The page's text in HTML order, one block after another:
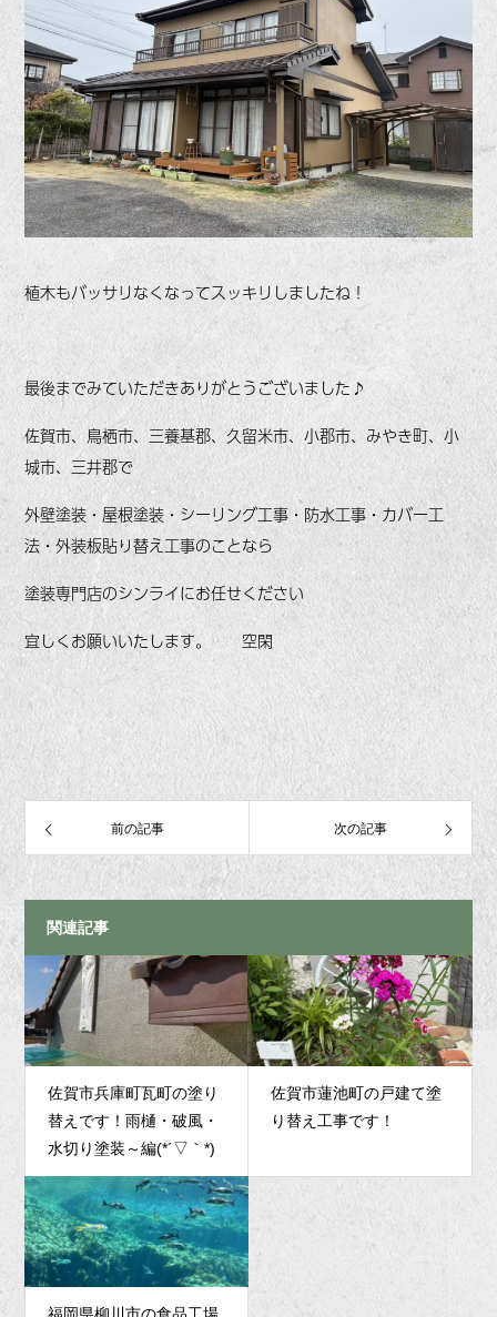
植木もバッサリなくなってスッキリしましたね！
最後までみていただきありがとうございました♪
佐賀市、鳥栖市、三養基郡、久留米市、小郡市、みやき町、小
城市、三井郡で
外壁塗装・屋根塗装・シーリング工事・防水工事・カバー工
法・外装板貼り替え工事のことなら
塗装専門店のシンライにお任せください
宜しくお願いいたします。 空閑
前の記事 次の記事
関連記事
佐賀市兵庫町瓦町の塗り
替えです！雨樋・破風・
水切り塗装～編(*´▽｀*)
佐賀市蓮池町の戸建て塗
り替え工事です！
福岡県柳川市の食品工場